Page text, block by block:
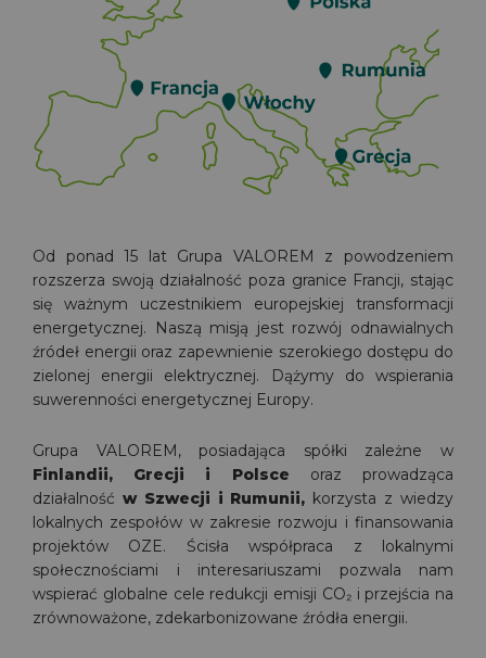
Od ponad 15 lat Grupa VALOREM z powodzeniem
rozszerza swoją działalność poza granice Francji, stając
się ważnym uczestnikiem europejskiej transformacji
energetycznej. Naszą misją jest rozwój odnawialnych
źródeł energii oraz zapewnienie szerokiego dostępu do
zielonej energii elektrycznej. Dążymy do wspierania
suwerenności energetycznej Europy.
Grupa VALOREM, posiadająca spółki zależne w
Finlandii, Grecji i Polsce oraz prowadząca
działalność w Szwecji i Rumunii, korzysta z wiedzy
lokalnych zespołów w zakresie rozwoju i finansowania
projektów OZE. Ścisła współpraca z lokalnymi
społecznościami i interesariuszami pozwala nam
wspierać globalne cele redukcji emisji CO₂ i przejścia na
zrównoważone, zdekarbonizowane źródła energii.